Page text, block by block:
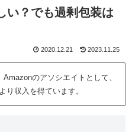
い？でも過剰包装は
2020.12.21 2023.11.25
のアソシエイトとして、
り収入を得ています。